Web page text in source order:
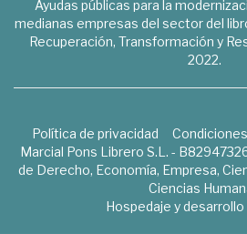
Ayudas públicas para la
medianas empresas del sector del
Recuperación, Transformación y
2022.
Política de privacidad
Marcial Pons Librero S.L. -
de Derecho, Economía, Empresa,
Ciencias
Hospedaje y desarrollo